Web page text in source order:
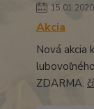
15.01.2020
Akcia
Nová akcia
ZDARMA.